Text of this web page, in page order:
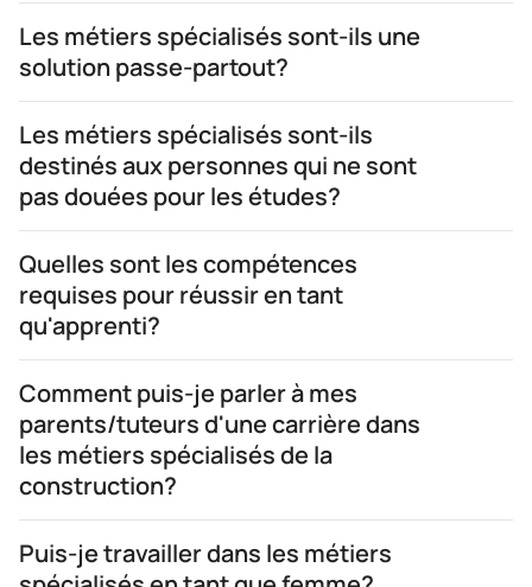
Les métiers spécialisés sont-ils une
solution passe-partout?
Les métiers spécialisés sont-ils
destinés aux personnes qui ne sont
pas douées pour les études?
Quelles sont les compétences
requises pour réussir en tant
qu'apprenti?
Comment puis-je parler à mes
parents/tuteurs d'une carrière dans
les métiers spécialisés de la
construction?
Puis-je travailler dans les métiers